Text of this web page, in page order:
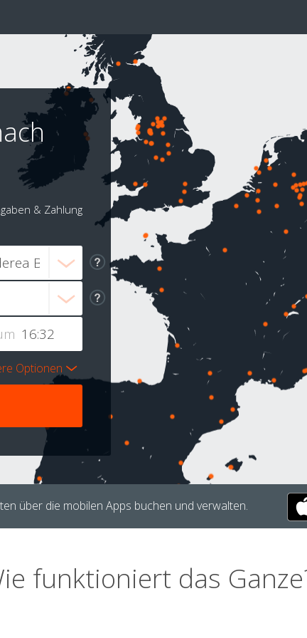
& Zahlung
Optionen
über die mobilen Apps buchen und verwalten.
funktioniert das